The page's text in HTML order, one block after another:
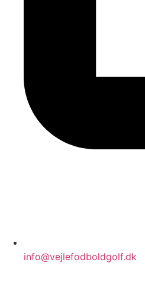
info@vejlefodboldgolf.dk